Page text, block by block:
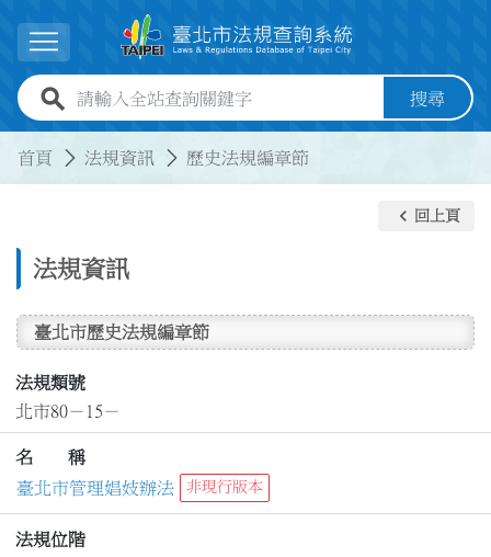
展開選單
全站查詢關鍵字欄位 搜尋
首頁 法規資訊 歷史法規編章節
法規資訊
keyboard_arrow_left 回上頁
臺北市歷史法規編章節
法規類號
北市80－15－
名 稱
臺北市管理娼妓辦法
非現行版本
法規位階